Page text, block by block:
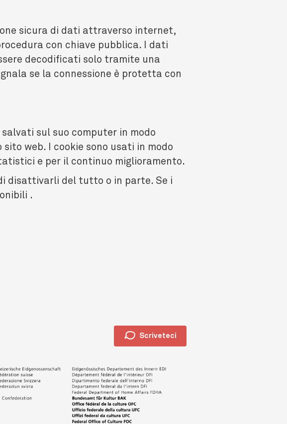
sicura di dati attraverso internet,
con chiave pubblica. I dati
decodificati solo tramite una
se la connessione è protetta con
sul suo computer in modo
web. I cookie sono usati in modo
e per il continuo miglioramento.
disattivarli del tutto o in parte. Se i
.
🗩 Scriveteci